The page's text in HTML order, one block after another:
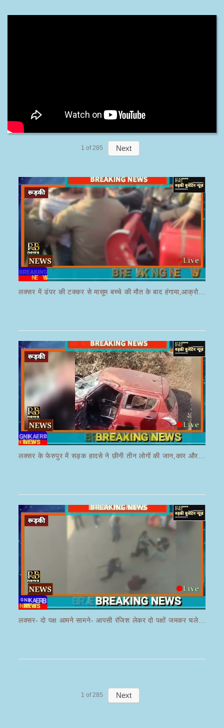
1 of 285 Next
लक्सर में डंपर की टक्कर से मासूम बच्चे की मौत के बाद हंगामा,आक्रोशित भीड़ ने डंपर चालक की करी पिटाई
लक्सर के फेरुपुर में सड़क हादसे ने छीनी तीन लोगों की जान,कार और ई रिक्शा की भयानक हुई टक्कर
लक्सर- दो पक्ष आमने सामने- आपसी रंजिश लेकर दो पक्षों जमकर चले लाठी डंडे का वीडियो जमकर हो रहा वायरल
1 of 285 Next